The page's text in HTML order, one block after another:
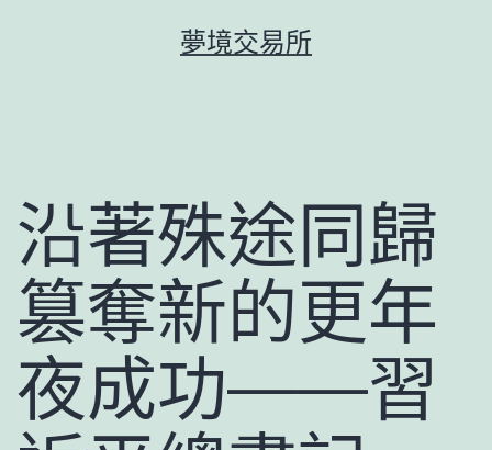
夢境交易所
沿著殊途同歸
篡奪新的更年
夜成功——習